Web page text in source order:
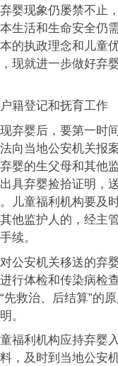
婴现象仍屡禁不止
生活和生命安全仍
的执政理念和儿童
现就进一步做好弃
籍登记和抚育工作
弃婴后，要第一时
向当地公安机关报
婴的生父母和其他
具弃婴捡拾证明，
儿童福利机构要及
他监护人的，经主
续。
公安机关移送的弃
行体检和传染病检
救治、后结算”的
。
福利机构应持弃婴
，及时到当地公安